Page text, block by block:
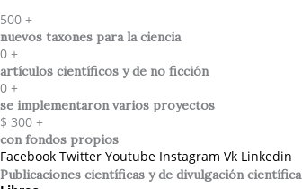
500 +
nuevos taxones para la ciencia
0 +
artículos científicos y de no ficción
0 +
se implementaron varios proyectos
$ 300 +
con fondos propios
Facebook Twitter Youtube Instagram Vk Linkedin
Publicaciones científicas y de divulgación científica​